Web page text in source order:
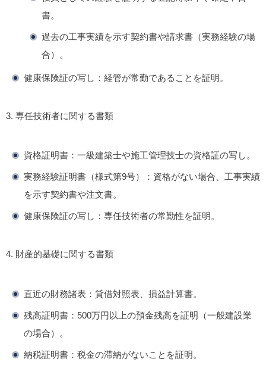
書。
過去の工事実績を示す契約書や請求書（実務経験の場
合）。
健康保険証の写し ：経管が常勤であることを証明。
3. 専任技術者に関する書類
資格証明書 ：一級建築士や施工管理技士の資格証の写し。
実務経験証明書（様式第9号）
：資格がない場合、工事実績
を示す契約書や注文書。
健康保険証の写し ：専任技術者の常勤性を証明。
4. 財産的基礎に関する書類
直近の財務諸表 ：貸借対照表、損益計算書。
残高証明書 ：500万円以上の預金残高を証明（一般建設業
の場合）。
納税証明書 ：税金の滞納がないことを証明。